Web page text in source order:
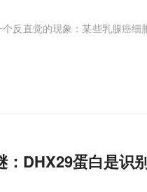
反直觉的现象：某些乳腺癌细
DHX29蛋白是识